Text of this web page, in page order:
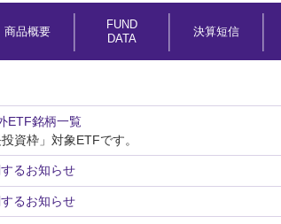
商品概要
FUND
DATA
決算短信
ETF銘柄一覧
資枠」対象ETFです。
るお知らせ
るお知らせ